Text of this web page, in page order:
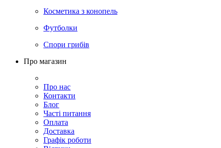
Косметика з конопель
Футболки
Спори грибів
Про магазин
Про нас
Контакти
Блог
Часті питання
Оплата
Доставка
Графік роботи